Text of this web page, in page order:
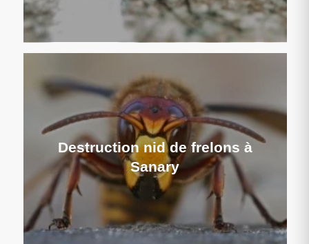
Destruction nid de frelons à
Sanary